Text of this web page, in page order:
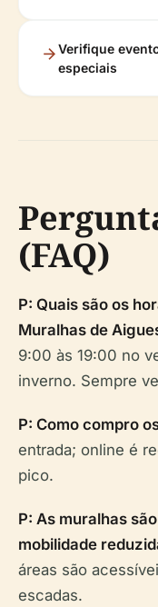
Verifique
especiais
(FAQ)
P: Quais são os
Muralhas de
9:00 às 19:00 no
inverno. Sempre
P: Como compro
entrada; online é
pico.
P: As muralhas
mobilidade
áreas são
escadas.